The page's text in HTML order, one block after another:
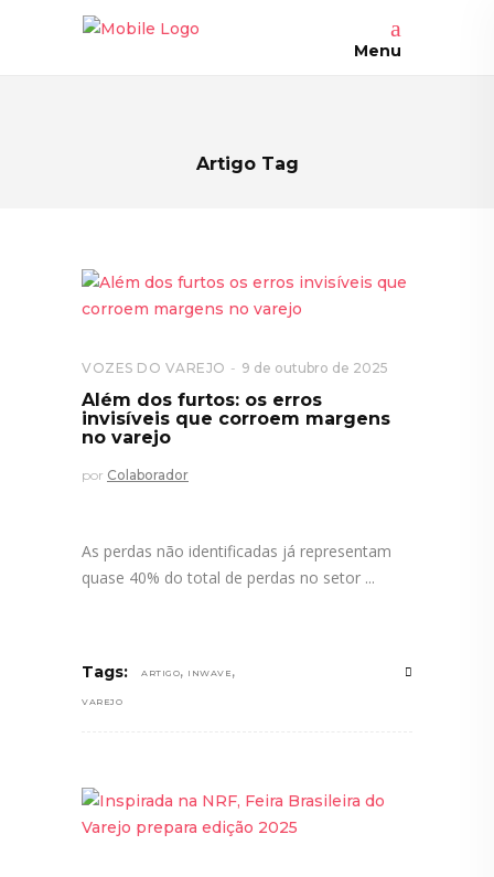
Menu
Artigo Tag
VOZES DO VAREJO 9 de outubro de 2025
Além dos furtos: os erros
invisíveis que corroem margens
no varejo
por Colaborador
As perdas não identificadas já representam
quase 40% do total de perdas no setor
Tags: ARTIGO, INWAVE ,
VAREJO